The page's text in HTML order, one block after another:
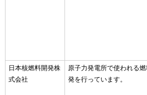
日本核燃料開発株
式会社
原子力発電所で使われる
発を行っています。